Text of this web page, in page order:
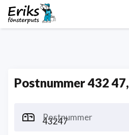
Postnummer 432 47,
Postnummer